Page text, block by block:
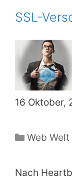
SSL-
16 Oktober,
Kategorien
Web Welt
Nach